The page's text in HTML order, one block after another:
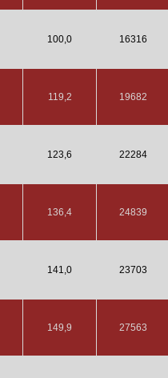
100,0 16316
119,2 19682
123,6 22284
136,4 24839
141,0 23703
149,9 27563